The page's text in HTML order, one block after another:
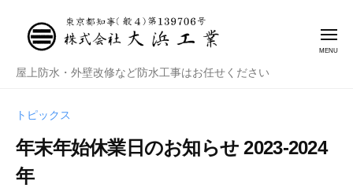
株
会
社
大
浜
屋上防水・外壁改修など防水工事はお任せください
トピックス
年末年始休業日のお知らせ 2023-2024
年
会
大
工
業